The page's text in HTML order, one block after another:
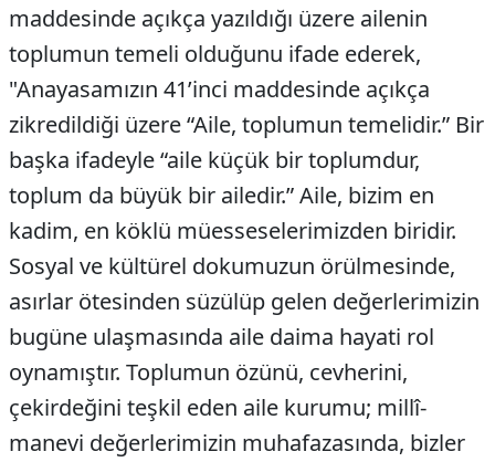
maddesinde açıkça yazıldığı üzere ailenin
toplumun temeli olduğunu ifade ederek,
"Anayasamızın 41’inci maddesinde açıkça
zikredildiği üzere “Aile, toplumun temelidir.” Bir
başka ifadeyle “aile küçük bir toplumdur,
toplum da büyük bir ailedir.” Aile, bizim en
kadim, en köklü müesseselerimizden biridir.
Sosyal ve kültürel dokumuzun örülmesinde,
asırlar ötesinden süzülüp gelen değerlerimizin
bugüne ulaşmasında aile daima hayati rol
oynamıştır. Toplumun özünü, cevherini,
çekirdeğini teşkil eden aile kurumu; millî-
manevi değerlerimizin muhafazasında, bizler